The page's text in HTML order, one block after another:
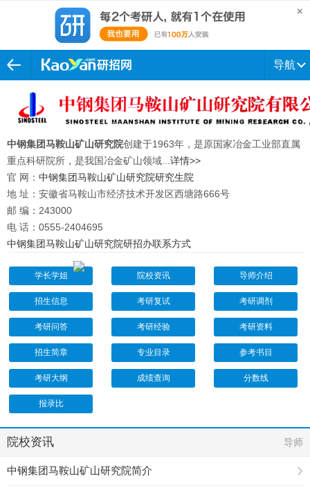
导航
中钢集团马鞍山矿山研究院创建于1963年，是原国家冶金工业部直属
重点科研院所，是我国冶金矿山领域... 详情>>
官 网： 中钢集团马鞍山矿山研究院研究生院
地 址：安徽省马鞍山市经济技术开发区西塘路666号
邮 编：243000
电 话：0555-2404695
中钢集团马鞍山矿山研究院研招办联系方式
学长学姐 院校资讯 导师介绍
招生信息 考研复试 考研调剂
考研问答 考研经验 考研资料
招生简章 专业目录 参考书目
考研大纲 成绩查询 分数线
报录比
院校资讯 导师
中钢集团马鞍山矿山研究院简介